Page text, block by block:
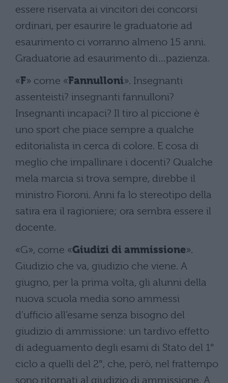
essere riservata ai vincitori dei concorsi
ordinari, per esaurire le graduatorie ad
esaurimento ci vorranno almeno 15 anni.
Graduatorie ad esaurimento di…pazienza.
«F» come «Fannulloni». Insegnanti
assenteisti? insegnanti fannulloni?
Insegnanti incapaci? Il tiro al piccione è
uno sport che piace sempre a qualche
editorialista in cerca di colore. E cosa di
meglio che impallinare i docenti? Qualche
mela marcia si trova sempre, direbbe il
ministro Fioroni. Anni fa lo stereotipo della
satira era il ragioniere; ora sembra essere il
docente.
«G», come «Giudizi di ammissione».
Giudizio che va, giudizio che viene. A
giugno, per la prima volta, gli alunni della
nuova scuola media sono ammessi
d’ufficio all’esame senza bisogno del
giudizio di ammissione: un tardivo effetto
di adeguamento degli esami di Stato del 1°
ciclo a quelli del 2°, che, però, nel frattempo
sono ritornati al giudizio di ammissione. A